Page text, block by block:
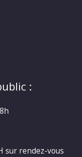
:
sur rendez-vous